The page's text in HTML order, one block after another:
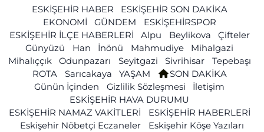
ESKİŞEHİR HABER
ESKİŞEHİR SON DAKİKA
EKONOMİ
GÜNDEM
ESKİŞEHİRSPOR
ESKİŞEHİR İLÇE HABERLERİ
Alpu Beylikova
Çifteler
Günyüzü
Han İnönü Mahmudiye
Mihalgazi
Mihalıççık
Odunpazarı Seyitgazi Sivrihisar
Tepebaşı
ROTA
Sarıcakaya YAŞAM
SON DAKİKA
Günün İçinden
Gizlilik Sözleşmesi
İletişim
ESKİŞEHİR HAVA DURUMU
ESKİŞEHİR NAMAZ VAKİTLERİ
ESKİŞEHİR HABERLERİ
Eskişehir Nöbetçi Eczaneler
Eskişehir Köşe Yazıları